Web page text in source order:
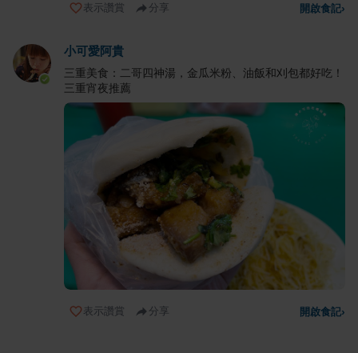
表示讚賞 分享 開啟食記›
小可愛阿貴
三重美食：二哥四神湯，金瓜米粉、油飯和刈包都好吃！
三重宵夜推薦
表示讚賞 分享 開啟食記›